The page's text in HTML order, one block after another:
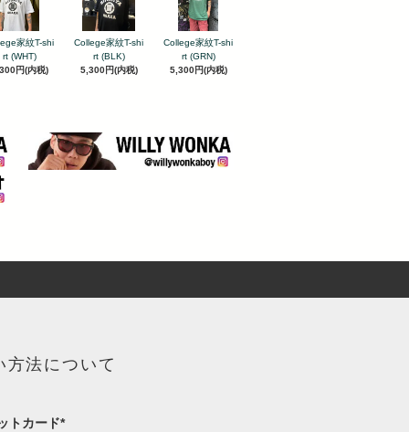
家紋T-shi
rt (WHT)
円(内税)
College家紋T-shi
rt (BLK)
5,300円(内税)
College家紋T-shi
rt (GRN)
5,300円(内税)
方法について
トカード*